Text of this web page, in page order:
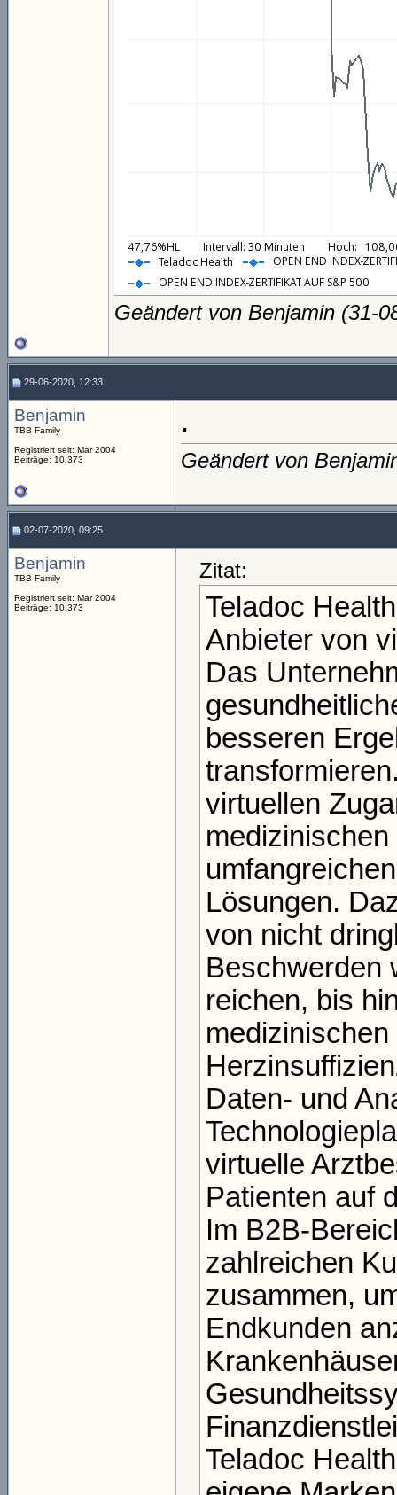
Geändert von Benjamin (31-
29-06-2020, 12:33
Benjamin
TBB Family
Registriert seit: Mar 2004
Beiträge: 10.373
.
Geändert von
02-07-2020, 09:25
Benjamin
TBB Family
Registriert seit: Mar 2004
Beiträge: 10.373
Zitat:
Teladoc
Anbieter von
Das
besseren
virtuellen
Lösungen.
von nicht
Beschwerden
reichen, bis
Daten- und
virtuelle
Patienten auf
Im B2B-
zahlreichen
zusammen,
Endkunden
Teladoc